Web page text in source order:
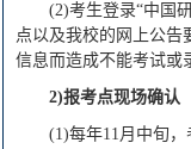
(2)考生登录“中国
点以及我校的网上公告
信息而造成不能考试或
2)报考点现场确认
(1)每年11月中旬